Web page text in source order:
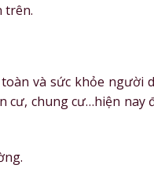
trên.
và sức khỏe người
cư, chung cư…hiện nay